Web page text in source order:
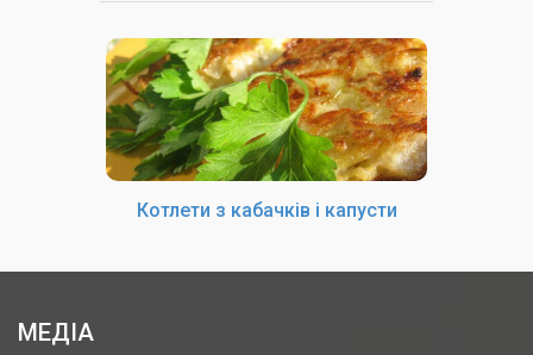
Котлети з кабачків і капусти
МЕДІА